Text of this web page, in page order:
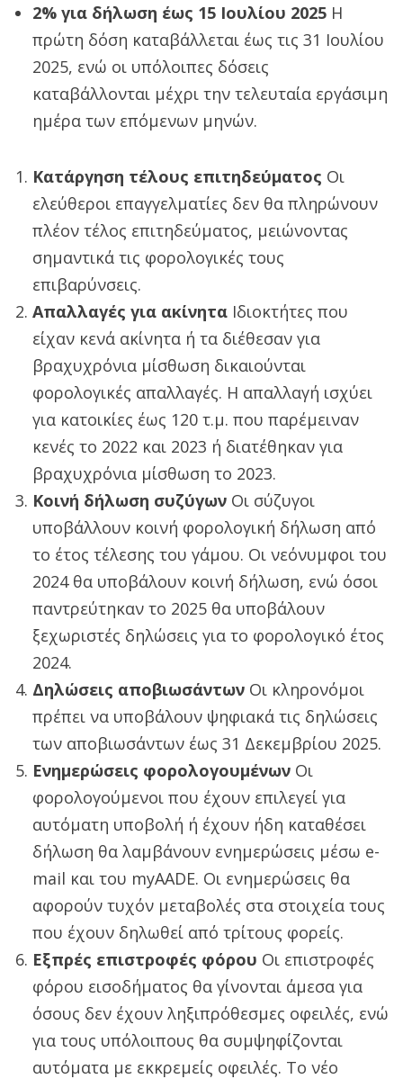
2% για δήλωση έως 15 Ιουλίου 2025 Η
πρώτη δόση καταβάλλεται έως τις 31 Ιουλίου
2025, ενώ οι υπόλοιπες δόσεις
καταβάλλονται μέχρι την τελευταία εργάσιμη
ημέρα των επόμενων μηνών.
Κατάργηση τέλους επιτηδεύματος Οι
ελεύθεροι επαγγελματίες δεν θα πληρώνουν
πλέον τέλος επιτηδεύματος, μειώνοντας
σημαντικά τις φορολογικές τους
επιβαρύνσεις.
Απαλλαγές για ακίνητα Ιδιοκτήτες που
είχαν κενά ακίνητα ή τα διέθεσαν για
βραχυχρόνια μίσθωση δικαιούνται
φορολογικές απαλλαγές. Η απαλλαγή ισχύει
για κατοικίες έως 120 τ.μ. που παρέμειναν
κενές το 2022 και 2023 ή διατέθηκαν για
βραχυχρόνια μίσθωση το 2023.
Κοινή δήλωση συζύγων Οι σύζυγοι
υποβάλλουν κοινή φορολογική δήλωση από
το έτος τέλεσης του γάμου. Οι νεόνυμφοι του
2024 θα υποβάλουν κοινή δήλωση, ενώ όσοι
παντρεύτηκαν το 2025 θα υποβάλουν
ξεχωριστές δηλώσεις για το φορολογικό έτος
2024.
Δηλώσεις αποβιωσάντων Οι κληρονόμοι
πρέπει να υποβάλουν ψηφιακά τις δηλώσεις
των αποβιωσάντων έως 31 Δεκεμβρίου 2025.
Ενημερώσεις φορολογουμένων Οι
φορολογούμενοι που έχουν επιλεγεί για
αυτόματη υποβολή ή έχουν ήδη καταθέσει
δήλωση θα λαμβάνουν ενημερώσεις μέσω e-
mail και του myAADE. Οι ενημερώσεις θα
αφορούν τυχόν μεταβολές στα στοιχεία τους
που έχουν δηλωθεί από τρίτους φορείς.
Εξπρές επιστροφές φόρου Οι επιστροφές
φόρου εισοδήματος θα γίνονται άμεσα για
όσους δεν έχουν ληξιπρόθεσμες οφειλές, ενώ
για τους υπόλοιπους θα συμψηφίζονται
αυτόματα με εκκρεμείς οφειλές. Το νέο